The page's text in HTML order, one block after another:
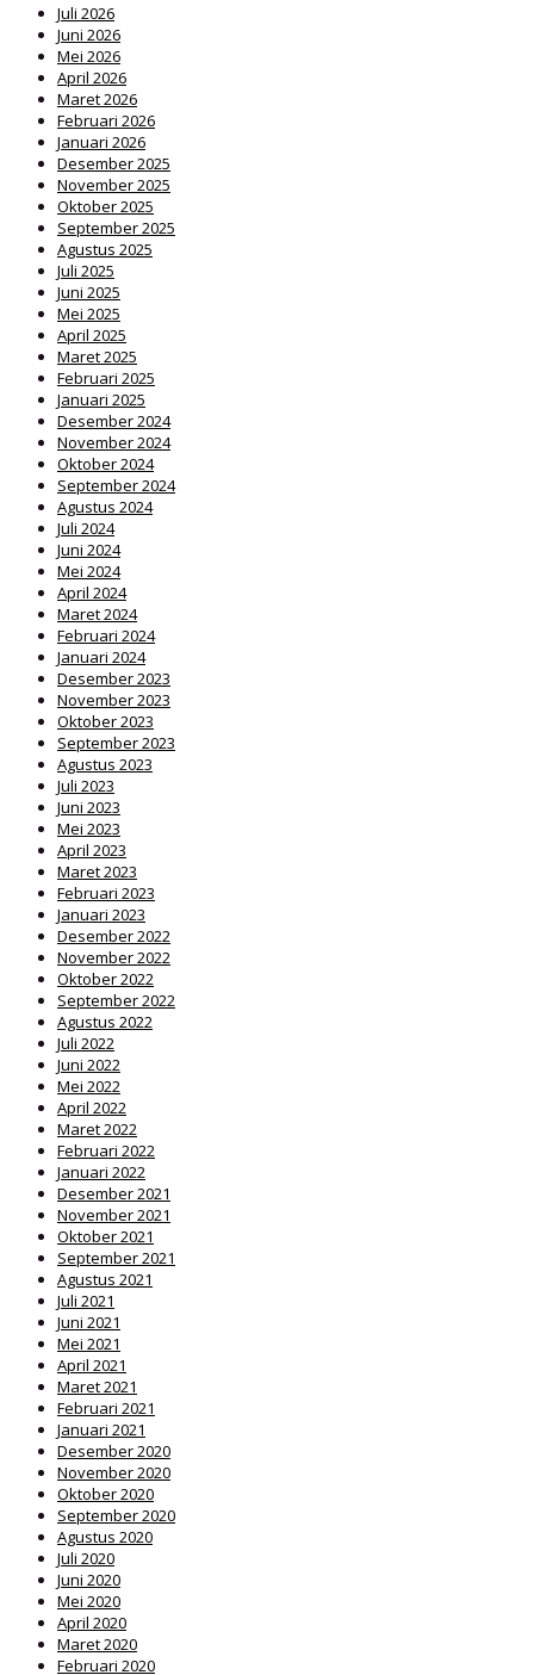
Juli 2026
Juni 2026
Mei 2026
April 2026
Maret 2026
Februari 2026
Januari 2026
Desember 2025
November 2025
Oktober 2025
September 2025
Agustus 2025
Juli 2025
Juni 2025
Mei 2025
April 2025
Maret 2025
Februari 2025
Januari 2025
Desember 2024
November 2024
Oktober 2024
September 2024
Agustus 2024
Juli 2024
Juni 2024
Mei 2024
April 2024
Maret 2024
Februari 2024
Januari 2024
Desember 2023
November 2023
Oktober 2023
September 2023
Agustus 2023
Juli 2023
Juni 2023
Mei 2023
April 2023
Maret 2023
Februari 2023
Januari 2023
Desember 2022
November 2022
Oktober 2022
September 2022
Agustus 2022
Juli 2022
Juni 2022
Mei 2022
April 2022
Maret 2022
Februari 2022
Januari 2022
Desember 2021
November 2021
Oktober 2021
September 2021
Agustus 2021
Juli 2021
Juni 2021
Mei 2021
April 2021
Maret 2021
Februari 2021
Januari 2021
Desember 2020
November 2020
Oktober 2020
September 2020
Agustus 2020
Juli 2020
Juni 2020
Mei 2020
April 2020
Maret 2020
Februari 2020